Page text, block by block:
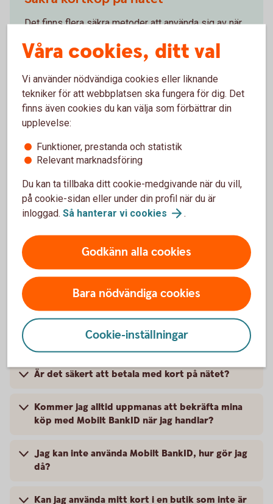
Det finns flera säkra metoder att använda sig av när
Starkkundautentisering
Vanliga frågor och svar om att
handla på nätet med kort
Vilka kort kan jag använda för internetköp?
Vad behöver jag tänka på innan jag handlar med
Hur slår jag på mitt kort för internetköp?
Kan jag betala med mitt kort på nätet direkt
efter att jag har slagit på det för internetköp?
Är det säkert att betala med kort på nätet?
Kommer jag alltid uppmanas att bekräfta mina
köp med Mobilt BankID när jag handlar?
Jag kan inte använda Mobilt BankID, hur gör jag
då?
Kan jag använda mitt kort i en butik som inte är
Våra cookies, ditt val
Vi använder nödvändiga cookies eller liknande
tekniker för att webbplatsen ska fungera för dig. Det
finns även cookies du kan välja som förbättrar din
upplevelse:
Funktioner, prestanda och statistik
Relevant marknadsföring
Du kan ta tillbaka ditt cookie-medgivande när du vill,
på cookie-sidan eller under din profil när du är
inloggad. Så hanterar vi cookies .
Godkänn alla cookies
Bara nödvändiga cookies
Cookie-inställningar